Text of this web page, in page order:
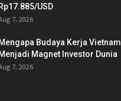
Rp17.885/USD
7, 2026
Mengapa Budaya Kerja Vietnam
Menjadi Magnet Investor Dunia
7, 2026